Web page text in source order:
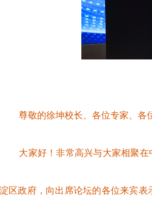
尊敬的徐坤校长、各位专家、各
大家好！非常高兴与大家相聚
淀区政府，向出席论坛的各位来宾